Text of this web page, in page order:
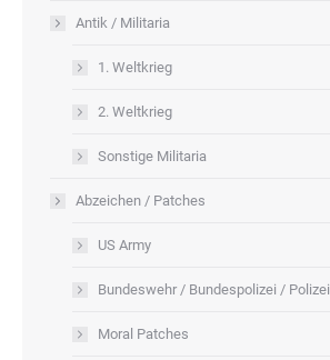
Antik / Militaria
1. Weltkrieg
2. Weltkrieg
Sonstige Militaria
Abzeichen / Patches
US Army
Bundeswehr / Bundespolizei / Polizei
Moral Patches